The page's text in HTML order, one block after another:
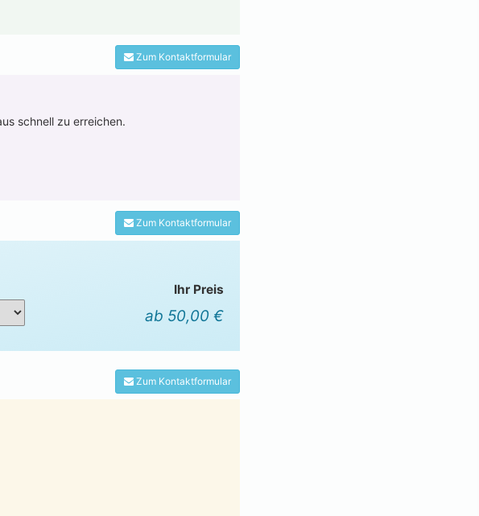
Zum Kontaktformular
schnell zu erreichen.
Zum Kontaktformular
Ihr Preis
ab 50,00 €
Zum Kontaktformular